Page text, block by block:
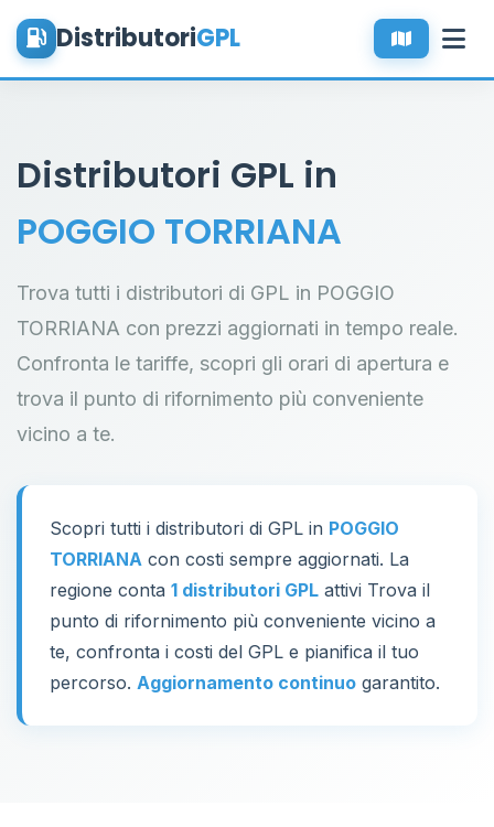
DistributoriGPL
Distributori GPL in
POGGIO TORRIANA
Trova tutti i distributori di GPL in POGGIO
TORRIANA con prezzi aggiornati in tempo reale.
Confronta le tariffe, scopri gli orari di apertura e
trova il punto di rifornimento più conveniente
vicino a te.
Scopri tutti i distributori di GPL in POGGIO
TORRIANA con costi sempre aggiornati. La
regione conta 1 distributori GPL attivi Trova il
punto di rifornimento più conveniente vicino a
te, confronta i costi del GPL e pianifica il tuo
percorso. Aggiornamento continuo garantito.